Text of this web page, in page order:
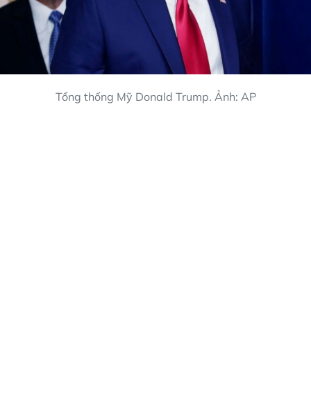
Tổng thống Mỹ Donald Trump. Ảnh: AP